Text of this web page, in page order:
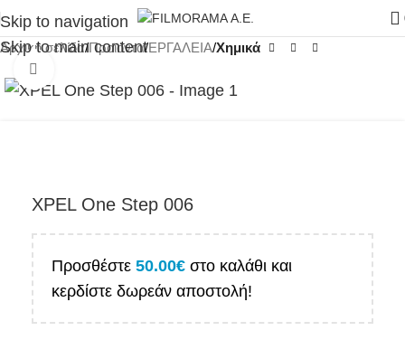
Skip to navigation
Skip to main content
Αρχική σελίδα Προϊόντα ΕΡΓΑΛΕΙΑ Χημικά
XPEL One Step 006
Προσθέστε 50.00€ στο καλάθι και
κερδίστε δωρεάν αποστολή!